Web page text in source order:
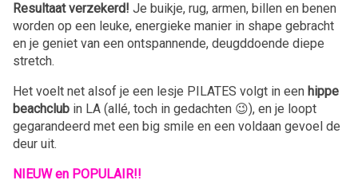
Resultaat verzekerd! Je buikje, rug, armen, billen en benen
worden op een leuke, energieke manier in shape gebracht
en je geniet van een ontspannende, deugddoende diepe
stretch.
Het voelt net alsof je een lesje PILATES volgt in een hippe
beachclub in LA (allé, toch in gedachten 😉), en je loopt
gegarandeerd met een big smile en een voldaan gevoel de
deur uit.
NIEUW en POPULAIR!!